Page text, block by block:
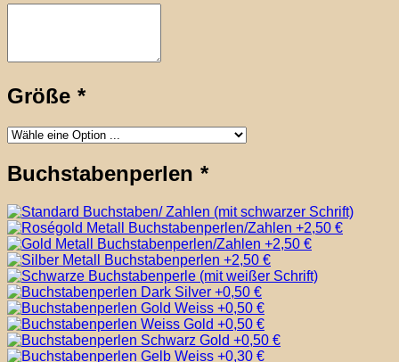
Größe *
Buchstabenperlen *